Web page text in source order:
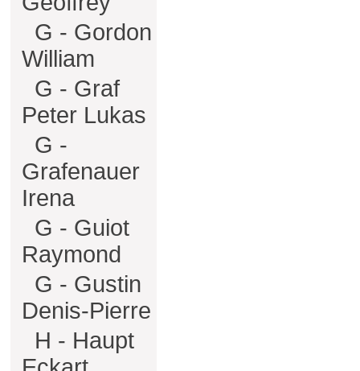
G - Gordon
William
G - Graf
Peter Lukas
G -
Grafenauer
Irena
G - Guiot
Raymond
G - Gustin
Denis-Pierre
H - Haupt